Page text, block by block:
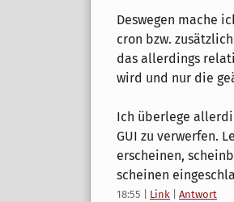
Deswegen mache
cron bzw.
das allerdings
wird und nur die
Ich überlege
GUI zu verwerfen.
erscheinen,
scheinen
18:55 Link Antwort